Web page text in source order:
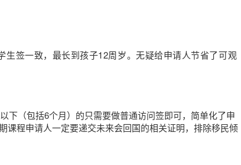
生签一致，最长到孩子12周岁。无疑给申请人节省了可观
下（包括6个月）的只需要做普通访问签即可，简单化了申
课程申请人一定要递交未来会回国的相关证明，排除移民倾